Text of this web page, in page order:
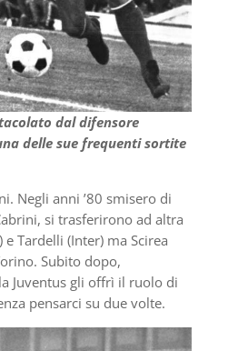
dal difensore
delle sue frequenti sortite
Negli anni ’80 smisero di
si trasferirono ad altra
Tardelli (Inter) ma Scirea
Subito dopo,
Juventus gli offrì il ruolo di
pensarci su due volte.